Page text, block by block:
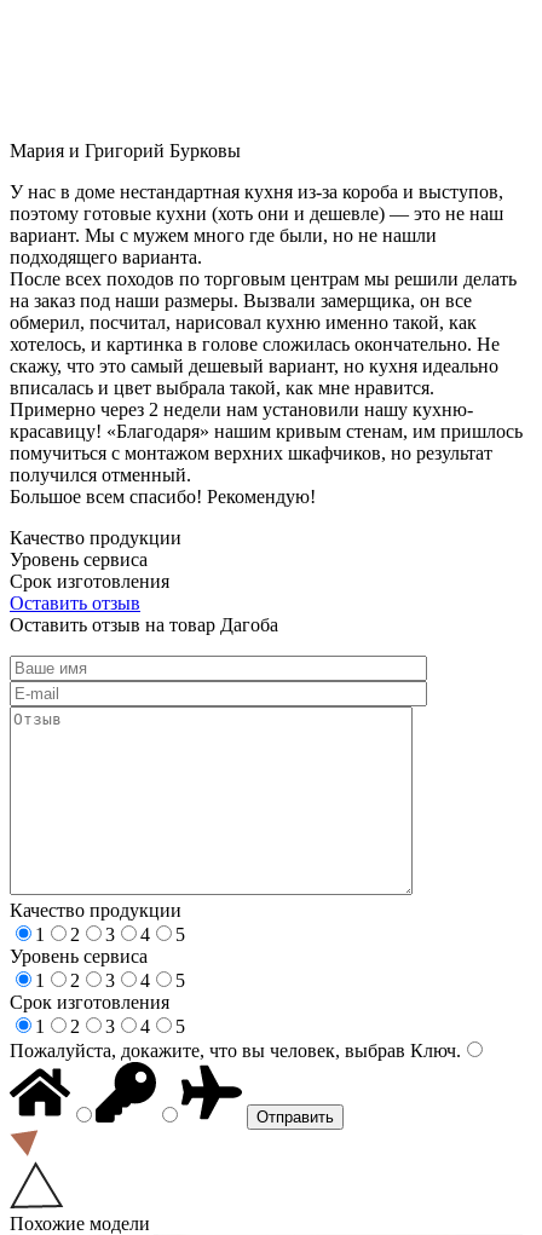
Мария и Григорий Бурковы
У нас в доме нестандартная кухня из-за короба и выступов,
поэтому готовые кухни (хоть они и дешевле) — это не наш
вариант. Мы с мужем много где были, но не нашли
подходящего варианта.
После всех походов по торговым центрам мы решили делать
на заказ под наши размеры. Вызвали замерщика, он все
обмерил, посчитал, нарисовал кухню именно такой, как
хотелось, и картинка в голове сложилась окончательно. Не
скажу, что это самый дешевый вариант, но кухня идеально
вписалась и цвет выбрала такой, как мне нравится.
Примерно через 2 недели нам установили нашу кухню-
красавицу! «Благодаря» нашим кривым стенам, им пришлось
помучиться с монтажом верхних шкафчиков, но результат
получился отменный.
Большое всем спасибо! Рекомендую!
Качество продукции
Уровень сервиса
Срок изготовления
Оставить отзыв
Оставить отзыв на товар Дагоба
Качество продукции
1
2 3 4
5
Уровень сервиса
1
2 3 4
5
Срок изготовления
1
2 3 4
5
Пожалуйста, докажите, что вы человек, выбрав Ключ.
Похожие модели